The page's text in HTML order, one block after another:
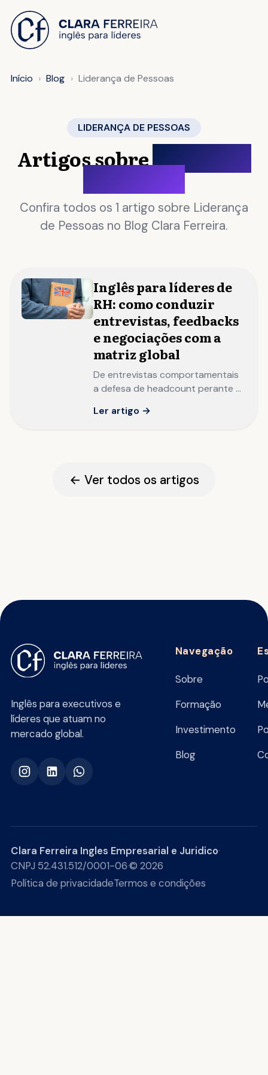
Início Blog Liderança de Pessoas
LIDERANÇA DE PESSOAS
Artigos sobreLiderança
Confira todos os 1 artigo sobre Liderança
de Pessoas no Blog Clara Ferreira.
Inglês para líderes de
RH: como conduzir
entrevistas, feedbacks
e negociações com a
matriz global
De entrevistas comportamentais
a defesa de headcount perante a
local do People Leader com
Ler artigo →
← Ver todos os artigos
Inglês para executivos e
líderes que atuam no
mercado global.
Navegação
Sobre
Formação
Investimento
Blog
Clara Ferreira Ingles Empresarial e Juridico·
CNPJ 52.431.512/0001-06·© 2026
Política de privacidadeTermos e condições